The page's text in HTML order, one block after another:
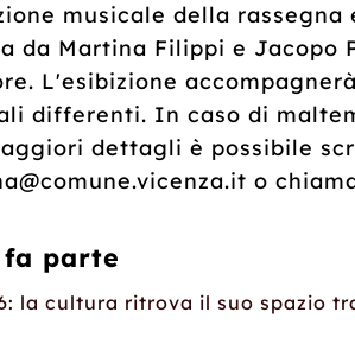
musicale della
da Martina Filippi e
L'esibizione
differenti. In caso di
dettagli è possibile
o
parte
la cultura ritrova il suo spazio